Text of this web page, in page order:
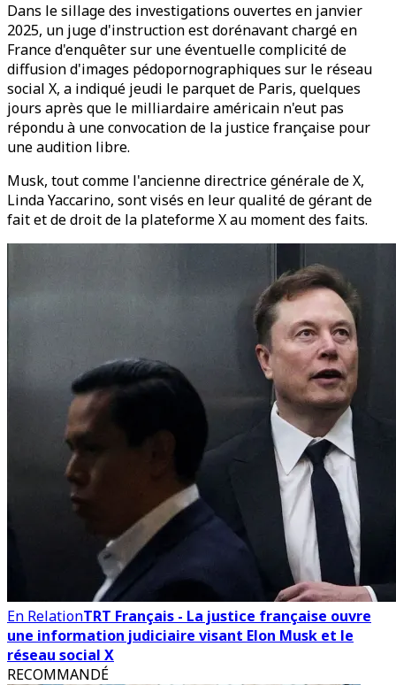
Dans le sillage des investigations ouvertes en janvier
2025, un juge d'instruction est dorénavant chargé en
France d'enquêter sur une éventuelle complicité de
diffusion d'images pédopornographiques sur le réseau
social X, a indiqué jeudi le parquet de Paris, quelques
jours après que le milliardaire américain n'eut pas
répondu à une convocation de la justice française pour
une audition libre.
Musk, tout comme l'ancienne directrice générale de X,
Linda Yaccarino, sont visés en leur qualité de gérant de
fait et de droit de la plateforme X au moment des faits.
En RelationTRT Français - La justice française ouvre
une information judiciaire visant Elon Musk et le
réseau social X
RECOMMANDÉ